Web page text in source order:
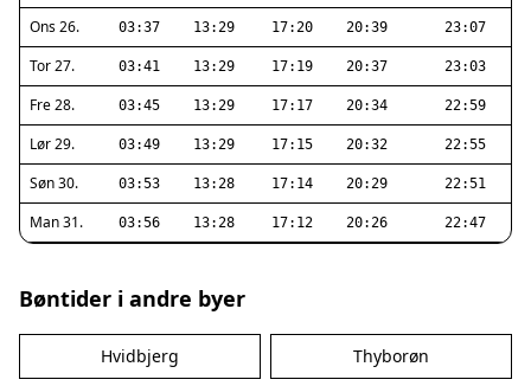
Ons 26. 03:37 13:29 17:20 20:39 23:07
Tor 27. 03:41 13:29 17:19 20:37 23:03
Fre 28. 03:45 13:29 17:17 20:34 22:59
Lør 29. 03:49 13:29 17:15 20:32 22:55
Søn 30. 03:53 13:28 17:14 20:29 22:51
Man 31. 03:56 13:28 17:12 20:26 22:47
Bøntider i andre byer
Hvidbjerg Thyborøn